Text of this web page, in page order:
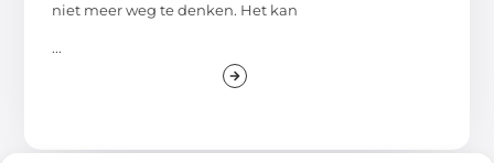
niet meer weg te denken. Het kan
...